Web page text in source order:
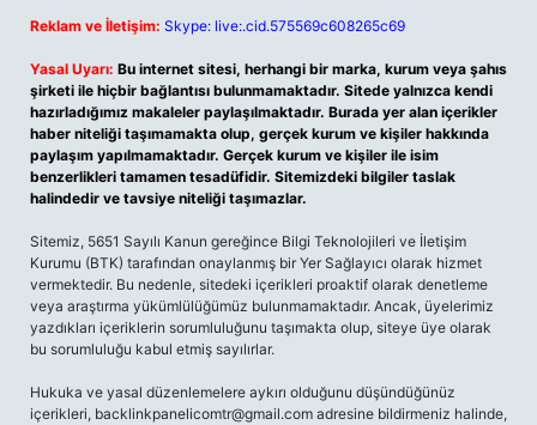
Reklam ve İletişim: Skype: live:.cid.575569c608265c69
Yasal Uyarı: Bu internet sitesi, herhangi bir marka, kurum veya şahıs
şirketi ile hiçbir bağlantısı bulunmamaktadır. Sitede yalnızca kendi
hazırladığımız makaleler paylaşılmaktadır. Burada yer alan içerikler
haber niteliği taşımamakta olup, gerçek kurum ve kişiler hakkında
paylaşım yapılmamaktadır. Gerçek kurum ve kişiler ile isim
benzerlikleri tamamen tesadüfidir. Sitemizdeki bilgiler taslak
halindedir ve tavsiye niteliği taşımazlar.
Sitemiz, 5651 Sayılı Kanun gereğince Bilgi Teknolojileri ve İletişim
Kurumu (BTK) tarafından onaylanmış bir Yer Sağlayıcı olarak hizmet
vermektedir. Bu nedenle, sitedeki içerikleri proaktif olarak denetleme
veya araştırma yükümlülüğümüz bulunmamaktadır. Ancak, üyelerimiz
yazdıkları içeriklerin sorumluluğunu taşımakta olup, siteye üye olarak
bu sorumluluğu kabul etmiş sayılırlar.
Hukuka ve yasal düzenlemelere aykırı olduğunu düşündüğünüz
içerikleri, backlinkpanelicomtr@gmail.com adresine bildirmeniz halinde,